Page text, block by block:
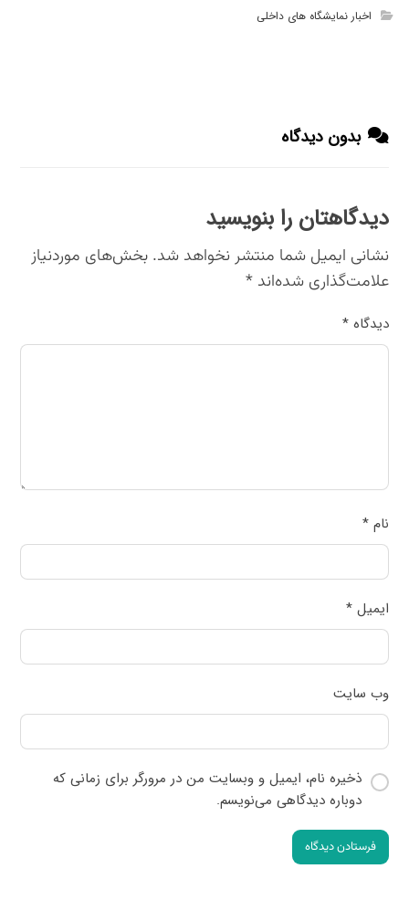
اخبار نمایشگاه های داخلی
بدون دیدگاه
دیدگاهتان را بنویسید
نشانی ایمیل شما منتشر نخواهد شد. بخش‌های موردنیاز
علامت‌گذاری شده‌اند*
دیدگاه*
نام*
ایمیل*
وب‌ سایت
ذخیره نام، ایمیل و وبسایت من در مرورگر برای زمانی که
دوباره دیدگاهی می‌نویسم.
فرستادن دیدگاه